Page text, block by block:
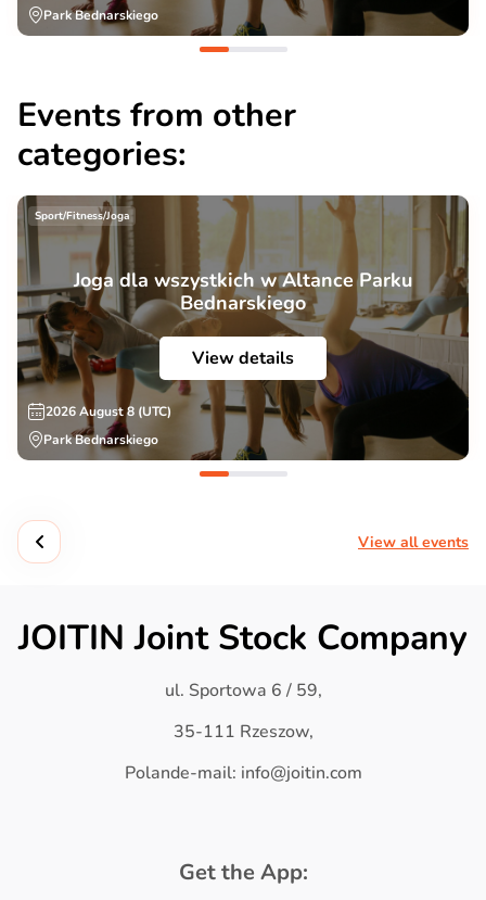
Park Bednarskiego
Events from other
categories:
Sport/Fitness/Joga
Joga dla wszystkich w Altance Parku
Bednarskiego
View details
2026 August 8 (UTC)
Park Bednarskiego
View all events
JOITIN Joint Stock Company
ul. Sportowa 6 / 59,
35-111 Rzeszow,
Polande-mail: info@joitin.com
Get the App: